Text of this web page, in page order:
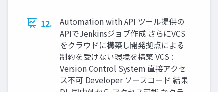
12.
Automation with API ツール提供の
APIでJenkinsジョブ作成 さらにVCS
をクラウドに構築し開発拠点による
制約を受けない環境を構築 VCS :
Version Control System 直接アクセ
ス不可 Developer ソースコード 結果